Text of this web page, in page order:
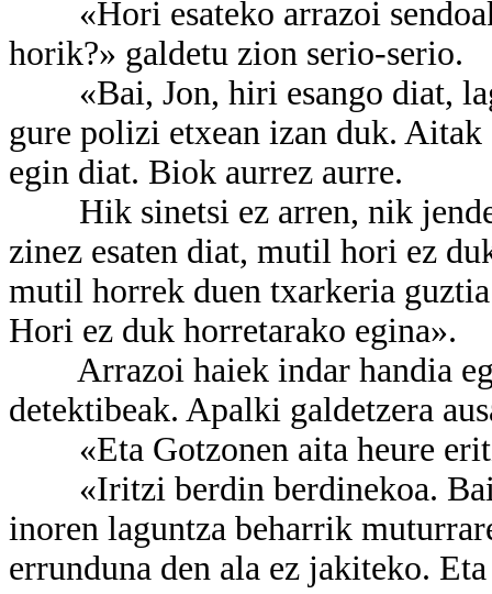
«Hori esateko arrazoi
horik?» galdetu zion serio-serio.
«Bai, Jon, hiri esango diat,
gure polizi etxean izan duk.
egin diat. Biok aurrez aurre.
Hik sinetsi ez arren, nik jendea
zinez esaten diat, mutil hori ez
mutil horrek duen txarkeria
Hori ez duk horretarako egina».
Arrazoi haiek indar handia
detektibeak. Apalki galdetzera
«Eta Gotzonen aita heure
«Iritzi berdin berdinekoa.
inoren laguntza beharrik
errunduna den ala ez jakiteko.